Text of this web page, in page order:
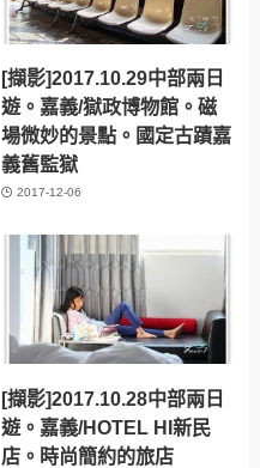
[擷影]2017.10.29中部兩日
遊。嘉義/獄政博物館。磁
場微妙的景點。國定古蹟嘉
義舊監獄
2017-12-06
[擷影]2017.10.28中部兩日
遊。嘉義/HOTEL HI新民
店。時尚簡約的旅店